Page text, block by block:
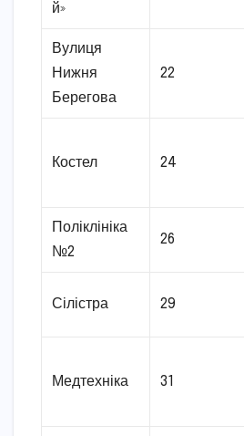
й»
Вулиця
Нижня
Берегова
22
Костел 24
Поліклініка
№2
26
Сілістра 29
Медтехніка 31